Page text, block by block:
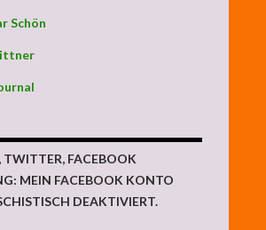
Schön
TWITTER, FACEBOOK
MEIN FACEBOOK KONTO
DEAKTIVIERT.